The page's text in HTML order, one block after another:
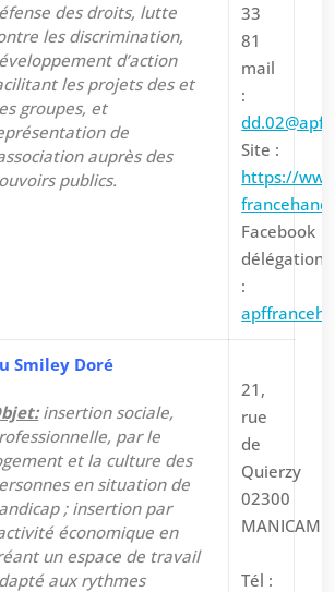
des droits, lutte
les discrimination,
d’action
les projets des et
groupes, et
de
auprès des
publics.
33
81
mail
:
Site :
https://
Facebook
délégation
:
Smiley Doré
insertion sociale,
par le
et la culture des
en situation de
; insertion par
économique en
un espace de travail
aux rythmes
21,
rue
de
Quierzy
02300
MANICAMP
Tél :